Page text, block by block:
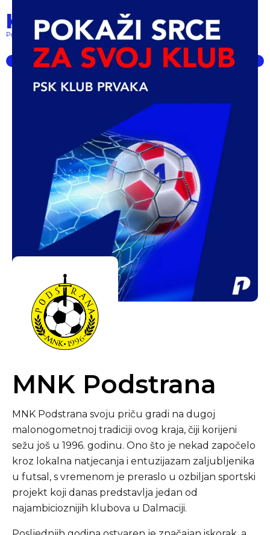
Klub prvaka
Pokret lokalnih klubova... powered by PSK
MNK Podstrana
MNK Podstrana svoju priču gradi na dugoj
malonogometnoj tradiciji ovog kraja, čiji korijeni
sežu još u 1996. godinu. Ono što je nekad započelo
kroz lokalna natjecanja i entuzijazam zaljubljenika
u futsal, s vremenom je preraslo u ozbiljan sportski
projekt koji danas predstavlja jedan od
najambicioznijih klubova u Dalmaciji.